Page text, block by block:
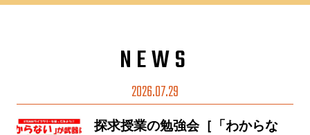
NEWS
2026.07.29
探求授業の勉強会［「わからな